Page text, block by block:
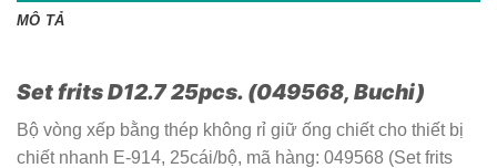
MÔ TẢ
Set frits D12.7 25pcs. (049568, Buchi)
Bộ vòng xếp bằng thép không rỉ giữ ống chiết cho thiết bị
chiết nhanh E-914, 25cái/bộ, mã hàng: 049568 (Set frits